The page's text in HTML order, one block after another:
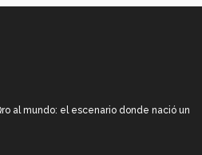
al mundo: el escenario donde nació un